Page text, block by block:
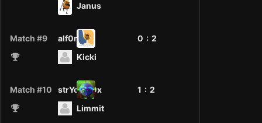
Janus
Match #9 alf0mat 0 : 2
Kicki
Match #10 strYchni0x 1 : 2
Limmit